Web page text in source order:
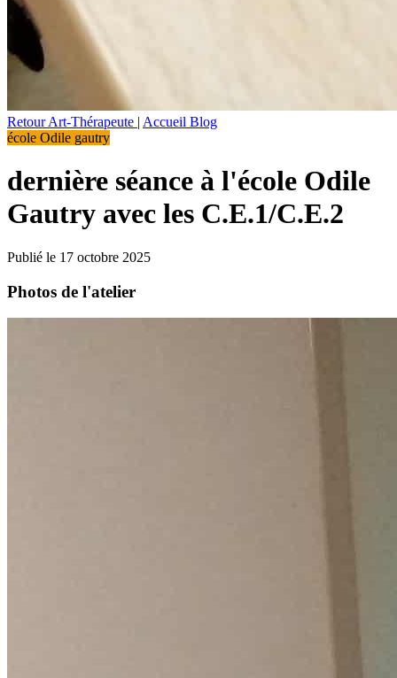
Retour Art-Thérapeute | Accueil Blog
école Odile gautry
dernière séance à l'école Odile
Gautry avec les C.E.1/C.E.2
Publié le 17 octobre 2025
Photos de l'atelier